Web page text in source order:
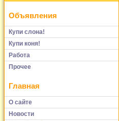
Объявления
Купи слона!
Купи коня!
Работа
Прочее
Главная
О сайте
Новости